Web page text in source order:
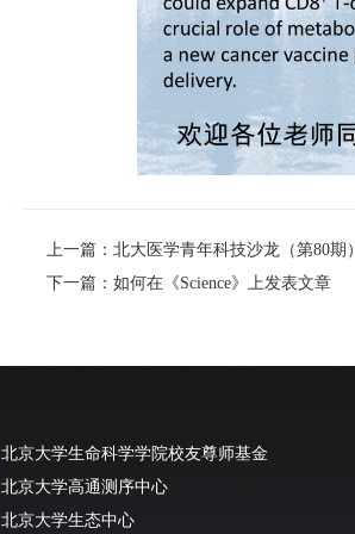
上一篇：北大医学青年科技沙龙（第80期）
下一篇：如何在《Science》上发表文章
北京大学生命科学学院校友尊师基金
北京大学高通测序中心
北京大学生态中心